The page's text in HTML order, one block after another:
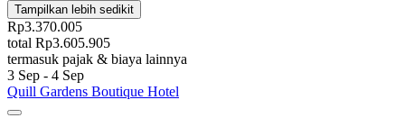
Tampilkan lebih sedikit
Rp3.370.005
total Rp3.605.905
termasuk pajak & biaya lainnya
3 Sep - 4 Sep
Quill Gardens Boutique Hotel